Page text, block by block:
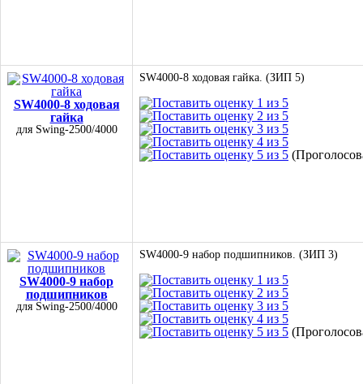
SW4000-8 ходовая
гайка
для Swing-2500/4000
SW4000-8 ходовая гайка. (ЗИП 5)
SW4000-9 набор
подшипников
для Swing-2500/4000
SW4000-9 набор подшипников. (ЗИП 3)